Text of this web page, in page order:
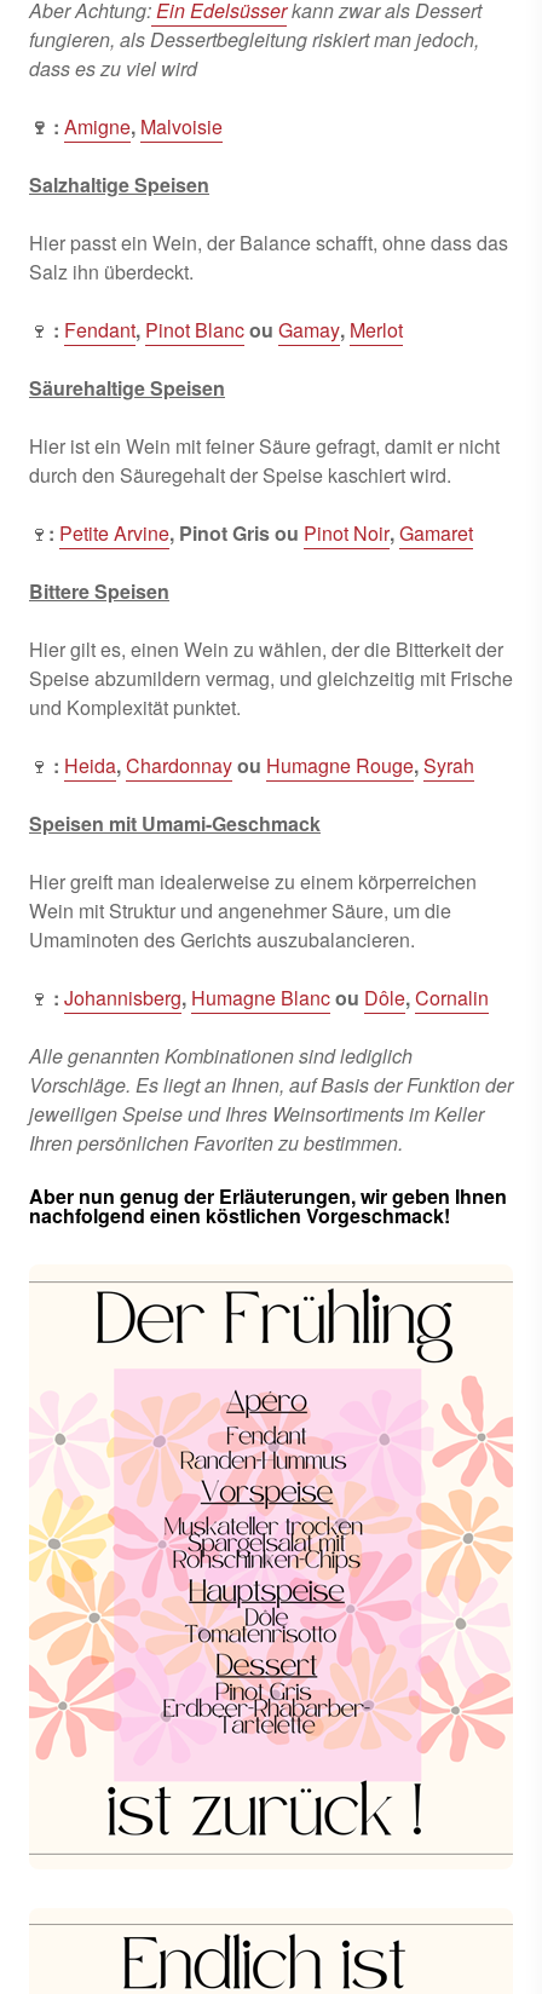
Aber Achtung:Ein Edelsüsserkann zwar als Dessert
fungieren, als Dessertbegleitung riskiert man jedoch,
dass es zu viel wird
🍷 : Amigne, Malvoisie
Salzhaltige Speisen
Hier passt ein Wein, der Balance schafft, ohne dass das
Salz ihn überdeckt.
🍷 : Fendant, Pinot Blancou Gamay, Merlot
Säurehaltige Speisen
Hier ist ein Wein mit feiner Säure gefragt, damit er nicht
durch den Säuregehalt der Speise kaschiert wird.
🍷 : Petite Arvine, Pinot Gris ou Pinot Noir,Gamaret
Bittere Speisen
Hier gilt es, einen Wein zu wählen, der die Bitterkeit der
Speise abzumildern vermag, und gleichzeitig mit Frische
und Komplexität punktet.
🍷 : Heida,Chardonnayou Humagne Rouge,Syrah
Speisen mit Umami-Geschmack
Hier greift man idealerweise zu einem körperreichen
Wein mit Struktur und angenehmer Säure, um die
Umaminoten des Gerichts auszubalancieren.
🍷 : Johannisberg, Humagne Blancou Dôle,Cornalin
Alle genannten Kombinationen sind lediglich
Vorschläge. Es liegt an Ihnen, auf Basis der Funktion der
jeweiligen Speise und Ihres Weinsortiments im Keller
Ihren persönlichen Favoriten zu bestimmen.
Aber nun genug der Erläuterungen, wir geben Ihnen
nachfolgend einen köstlichen Vorgeschmack!